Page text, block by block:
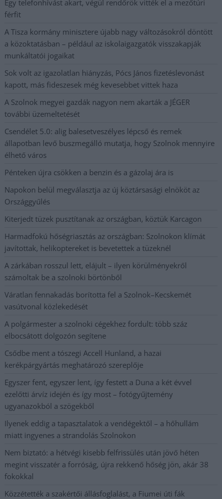
Egy telefonhívást akart, végül rendőrök vitték el a mezőtúri
férfit
A Tisza kormány minisztere újabb nagy változásokról döntött
a közoktatásban – például az iskolaigazgatók visszakapják
munkáltatói jogaikat
Sok volt az igazolatlan hiányzás, Pócs János fizetéslevonást
kapott, más fideszesek még kevesebbet vittek haza
A Szolnok megyei gazdák nagyon nem akarták a JÉGER
további üzemeltetését
Csendélet 5.0: alig balesetveszélyes lépcső és remek
állapotban levő buszmegálló mutatja, hogy Szolnok mennyire
élhető város
Pénteken újra csökken a benzin és a gázolaj ára is
Napokon belül megválasztja az új köztársasági elnököt az
Országgyűlés
Kiterjedt tüzek pusztítanak az országban, köztük Karcagon
Harmadfokú hőségriasztás az országban: Szolnokon klímát
javítottak, helikoptereket is bevetettek a tüzeknél
A zárkában rosszul lett, elájult – ilyen körülményekről
számoltak be a szolnoki börtönből
Váratlan fennakadás borította fel a Szolnok–Kecskemét
vasútvonal közlekedését
A polgármester a szolnoki cégekhez fordult: több száz
elbocsátott dolgozón segítene
Csődbe ment a tószegi Accell Hunland, a hazai
kerékpárgyártás meghatározó szereplője
Egyszer fent, egyszer lent, így festett a Duna a két évvel
ezelőtti árvíz idején és így most – fotógyűjtemény
ugyanazokból a szögekből
Ilyenek eddig a tapasztalatok a vendégektől – a hőhullám
miatt ingyenes a strandolás Szolnokon
Nem biztató: a hétvégi kisebb felfrissülés után jövő héten
megint visszatér a forróság, újra rekkenő hőség jön, akár 38
fokokkal
Közzétették a szakértői állásfoglalást, a Fiumei úti fák